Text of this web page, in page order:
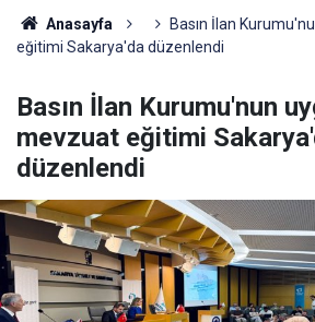
Anasayfa
Basın İlan
eğitimi Sakarya'da düzenlendi
Basın İlan Kurumu'nun
mevzuat eğitimi
düzenlendi